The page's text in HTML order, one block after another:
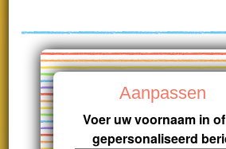
Aanpassen
Voer uw voornaam in
gepersonaliseerd